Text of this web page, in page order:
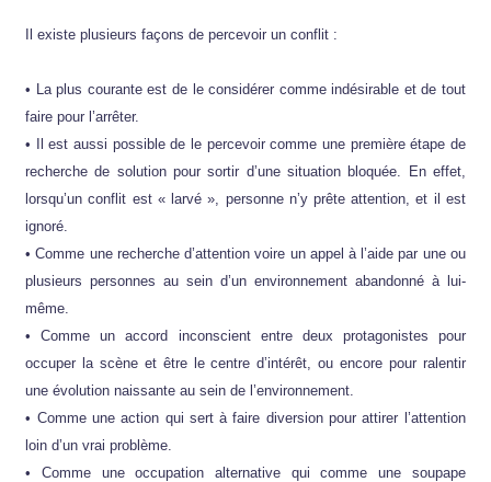
Il existe plusieurs façons de percevoir un conflit :
• La plus courante est de le considérer comme indésirable et de tout
faire pour l’arrêter.
• Il est aussi possible de le percevoir comme une première étape de
recherche de solution pour sortir d’une situation bloquée. En effet,
lorsqu’un conflit est « larvé », personne n’y prête attention, et il est
ignoré.
• Comme une recherche d’attention voire un appel à l’aide par une ou
plusieurs personnes au sein d’un environnement abandonné à lui-
même.
• Comme un accord inconscient entre deux protagonistes pour
occuper la scène et être le centre d’intérêt, ou encore pour ralentir
une évolution naissante au sein de l’environnement.
• Comme une action qui sert à faire diversion pour attirer l’attention
loin d’un vrai problème.
• Comme une occupation alternative qui comme une soupape